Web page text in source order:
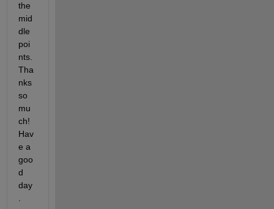
the
mid
dle
poi
nts.
Tha
nks
so
mu
ch!
Hav
e a
goo
d
day